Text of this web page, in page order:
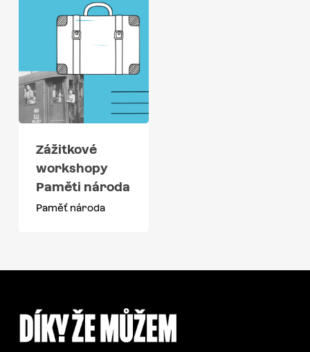
Zážitkové
workshopy
Paměti národa
Paměť národa